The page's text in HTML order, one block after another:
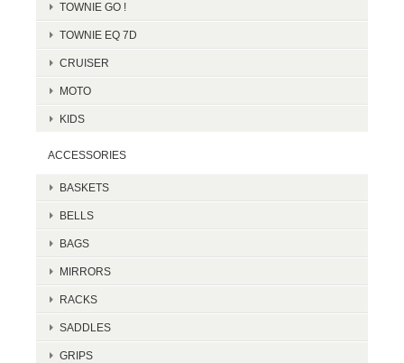
TOWNIE GO !
TOWNIE EQ 7D
CRUISER
MOTO
KIDS
ACCESSORIES
BASKETS
BELLS
BAGS
MIRRORS
RACKS
SADDLES
GRIPS